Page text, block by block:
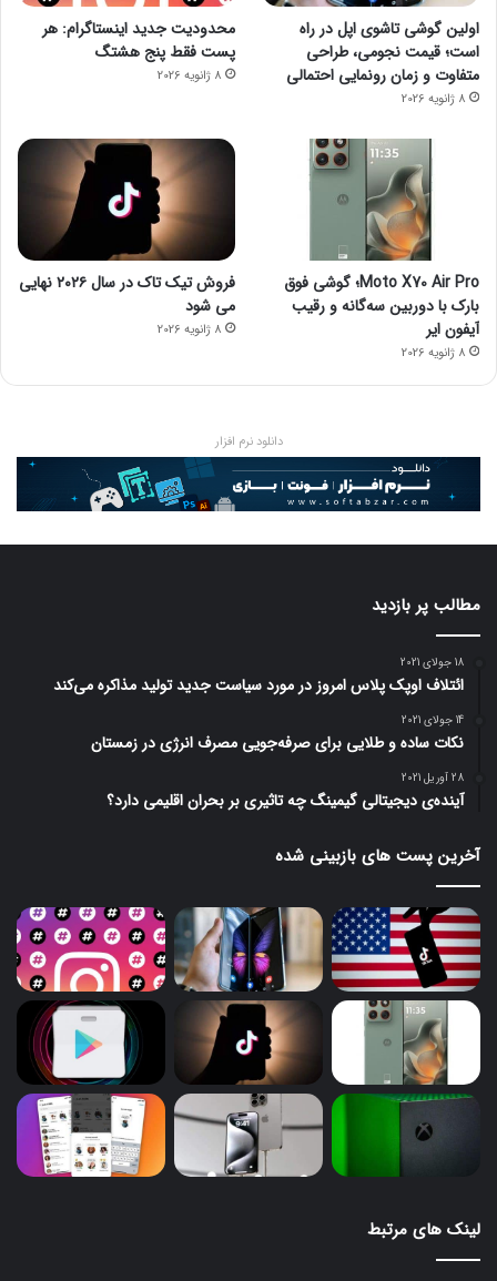
اولین گوشی تاشوی اپل در راه
است؛ قیمت نجومی، طراحی
متفاوت و زمان رونمایی احتمالی
8 ژانویه 2026
محدودیت جدید اینستاگرام: هر
پست فقط پنج هشتگ
8 ژانویه 2026
Moto X70 Air Pro؛ گوشی فوق
بارک با دوربین سه‌گانه و رقیب
آیفون ایر
8 ژانویه 2026
فروش تیک تاک در سال ۲۰۲۶ نهایی
می شود
8 ژانویه 2026
دانلود نرم افزار
مطالب پر بازدید
18 جولای 2021
ائتلاف اوپک پلاس امروز در مورد سیاست جدید تولید مذاکره می‌کند
14 جولای 2021
نکات ساده و طلایی برای صرفه‌جویی مصرف انرژی در زمستان
28 آوریل 2021
آینده‌ی دیجیتالی گیمینگ چه تاثیری بر بحران اقلیمی دارد؟
آخرین پست های بازبینی شده
لینک های مرتبط